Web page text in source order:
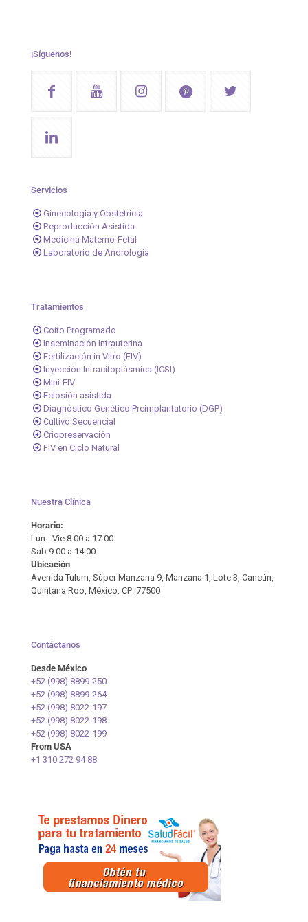
¡Síguenos!
Servicios
Ginecología y Obstetricia
Reproducción Asistida
Medicina Materno-Fetal
Laboratorio de Andrología
Tratamientos
Coito Programado
Inseminación Intrauterina
Fertilización in Vitro (FIV)
Inyección Intracitoplásmica (ICSI)
Mini-FIV
Eclosión asistida
Diagnóstico Genético Preimplantatorio (DGP)
Cultivo Secuencial
Criopreservación
FIV en Ciclo Natural
Nuestra Clínica
Horario:
Lun - Vie 8:00 a 17:00
Sab 9:00 a 14:00
Ubicación
Avenida Tulum, Súper Manzana 9, Manzana 1, Lote 3, Cancún,
Quintana Roo, México. CP: 77500
Contáctanos
Desde México
+52 (998) 8899-250
+52 (998) 8899-264
+52 (998) 8022-197
+52 (998) 8022-198
+52 (998) 8022-199
From USA
+1 310 272 94 88